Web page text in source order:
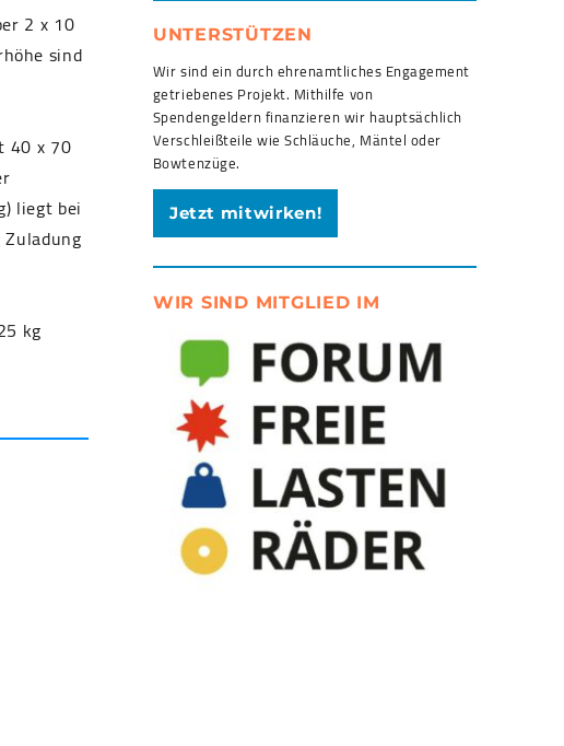
2 x 10
sind
40 x 70
liegt bei
kg
UNTERSTÜTZEN
Wir sind ein durch ehrenamtliches Engagement
getriebenes Projekt. Mithilfe von
Spendengeldern finanzieren wir hauptsächlich
Verschleißteile wie Schläuche, Mäntel oder
Bowtenzüge.
Jetzt mitwirken!
WIR SIND MITGLIED IM